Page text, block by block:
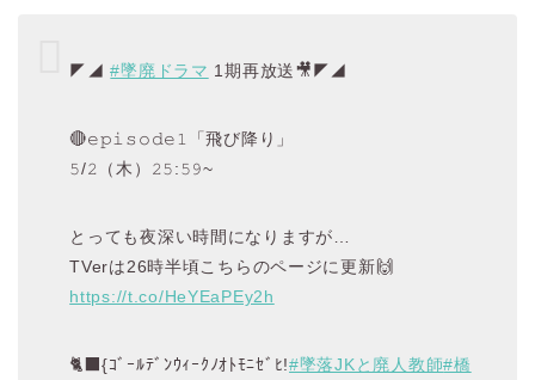
◤◢#墜廃ドラマ 1期再放送🎥◤◢
🔴𝚎𝚙𝚒𝚜𝚘𝚍𝚎𝟷「飛び降り」
𝟻/𝟸（木）𝟸𝟻:𝟻𝟿~
とっても夜深い時間になりますが…
TVerは26時半頃こちらのページに更新🙌
https://t.co/HeYEaPEy2h
🐈‍⬛{ｺﾞｰﾙﾃﾞﾝｳｨｰｸﾉｵﾄﾓﾆｾﾞﾋ!#墜落JKと廃人教師#橋